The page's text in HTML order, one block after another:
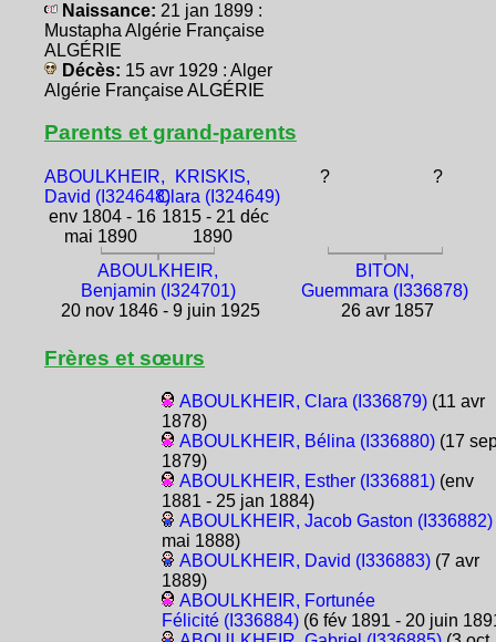
Naissance: 21 jan 1899 :
Mustapha Algérie Française
ALGÉRIE
Décès: 15 avr 1929 : Alger
Algérie Française ALGÉRIE
Parents et grand-parents
ABOULKHEIR,
David (I324648)
env 1804 - 16
mai 1890
KRISKIS,
Clara (I324649)
1815 - 21 déc
1890
? ?
ABOULKHEIR,
Benjamin (I324701)
20 nov 1846 - 9 juin 1925
BITON,
Guemmara (I336878)
26 avr 1857
Frères et sœurs
ABOULKHEIR, Clara (I336879)(11 avr
1878)
ABOULKHEIR, Bélina (I336880)(17
1879)
ABOULKHEIR, Esther (I336881)(env
1881 - 25 jan 1884)
ABOULKHEIR, Jacob Gaston (I336882)
mai 1888)
ABOULKHEIR, David (I336883)(7 avr
1889)
ABOULKHEIR, Fortunée
Félicité (I336884)(6 fév 1891 - 20 juin